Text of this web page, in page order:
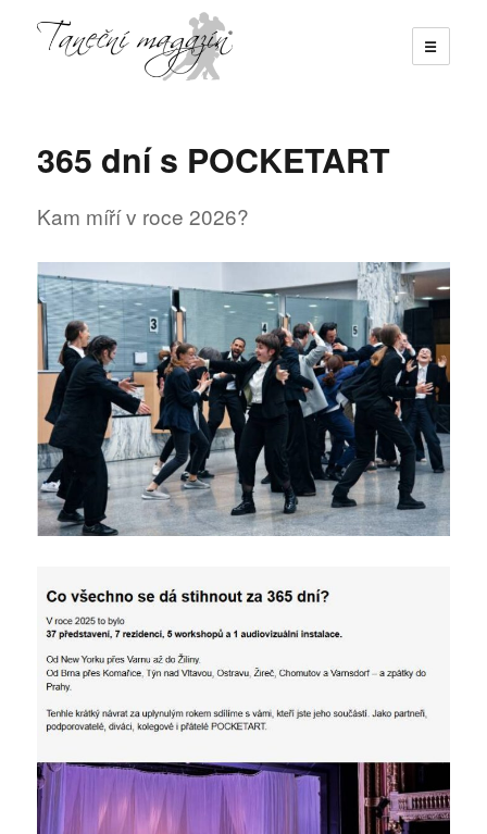
☰
365 dní s POCKETART
Kam míří v roce 2026?